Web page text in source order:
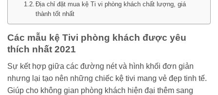
Địa chỉ đặt mua kệ Ti vi phòng khách chất lượng, giá
thành tốt nhất
Các mẫu kệ Tivi phòng khách được yêu
thích nhất 2021
Sự kết hợp giữa các đường nét và hình khối đơn giản
nhưng lại tạo nên những chiếc kệ tivi mang vẻ đẹp tinh tế.
Giúp cho không gian phòng khách hiện đại thêm sang